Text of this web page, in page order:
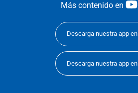
Más contenido en
Descarga nuestra app en
Descarga nuestra app en